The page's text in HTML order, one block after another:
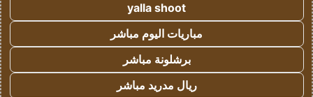
yalla shoot
مباريات اليوم مباشر
برشلونة مباشر
ريال مدريد مباشر